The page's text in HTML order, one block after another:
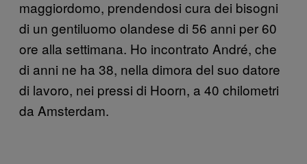
maggiordomo, prendendosi cura dei bisogni
di un gentiluomo olandese di 56 anni per 60
ore alla settimana. Ho incontrato André, che
di anni ne ha 38, nella dimora del suo datore
di lavoro, nei pressi di Hoorn, a 40 chilometri
da Amsterdam.